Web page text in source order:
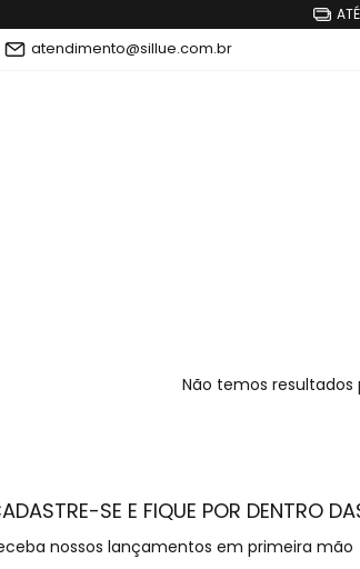
atendimento@sillue.com.br
Não temos
SE E FIQUE POR DENTRO
nossos lançamentos em primeira mão